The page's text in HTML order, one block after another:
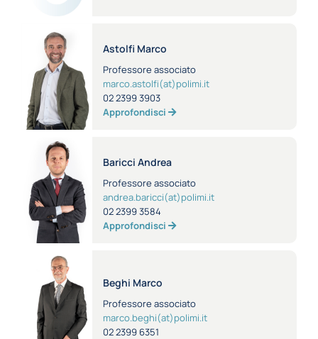
Astolfi Marco
Professore associato
marco.astolfi(at)polimi.it
02 2399 3903
Approfondisci
Baricci Andrea
Professore associato
andrea.baricci(at)polimi.it
02 2399 3584
Approfondisci
Beghi Marco
Professore associato
marco.beghi(at)polimi.it
02 2399 6351